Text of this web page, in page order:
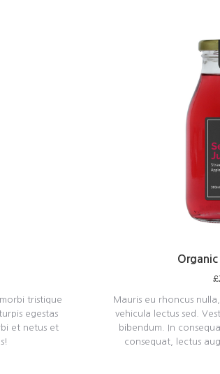
tristique
egestas
et netus et
Organic
£
Mauris eu rhoncus
vehicula lectus sed.
bibendum. In
consequat, lectus